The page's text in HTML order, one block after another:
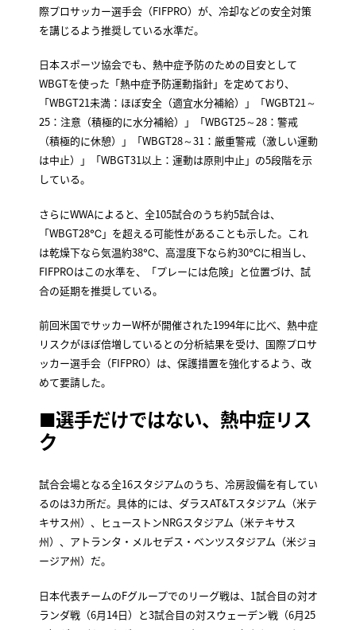
際プロサッカー選手会（FIFPRO）が、冷却などの安全対策
を講じるよう推奨している水準だ。
日本スポーツ協会でも、熱中症予防のための目安として
WBGTを使った「熱中症予防運動指針」を定めており、
「WBGT21未満：ほぼ安全（適宜水分補給）」「WGBT21～
25：注意（積極的に水分補給）」「WBGT25～28：警戒
（積極的に休憩）」「WBGT28～31：厳重警戒（激しい運動
は中止）」「WBGT31以上：運動は原則中止」の5段階を示
している。
さらにWWAによると、全105試合のうち約5試合は、
「WBGT28℃」を超える可能性があることも示した。これ
は乾燥下なら気温約38℃、高湿度下なら約30℃に相当し、
FIFPROはこの水準を、「プレーには危険」と位置づけ、試
合の延期を推奨している。
前回米国でサッカーW杯が開催された1994年に比べ、熱中症
リスクがほぼ倍増しているとの分析結果を受け、国際プロサ
ッカー選手会（FIFPRO）は、保護措置を強化するよう、改
めて要請した。
■選手だけではない、熱中症リス
ク
試合会場となる全16スタジアムのうち、冷房設備を有してい
るのは3カ所だ。具体的には、ダラスAT&Tスタジアム（米テ
キサス州）、ヒューストンNRGスタジアム（米テキサス
州）、アトランタ・メルセデス・ベンツスタジアム（米ジョ
ージア州）だ。
日本代表チームのFグループでのリーグ戦は、1試合目の対オ
ランダ戦（6月14日）と3試合目の対スウェーデン戦（6月25